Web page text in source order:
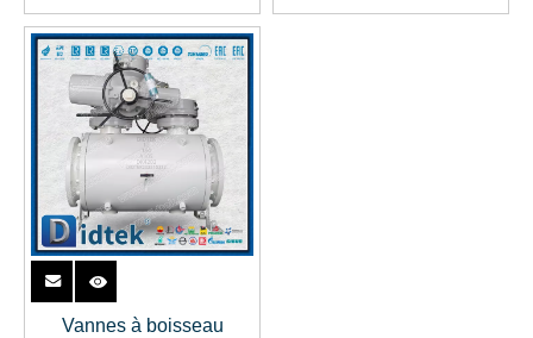
A105N
de gaz combustible de
Vannes à boisseau